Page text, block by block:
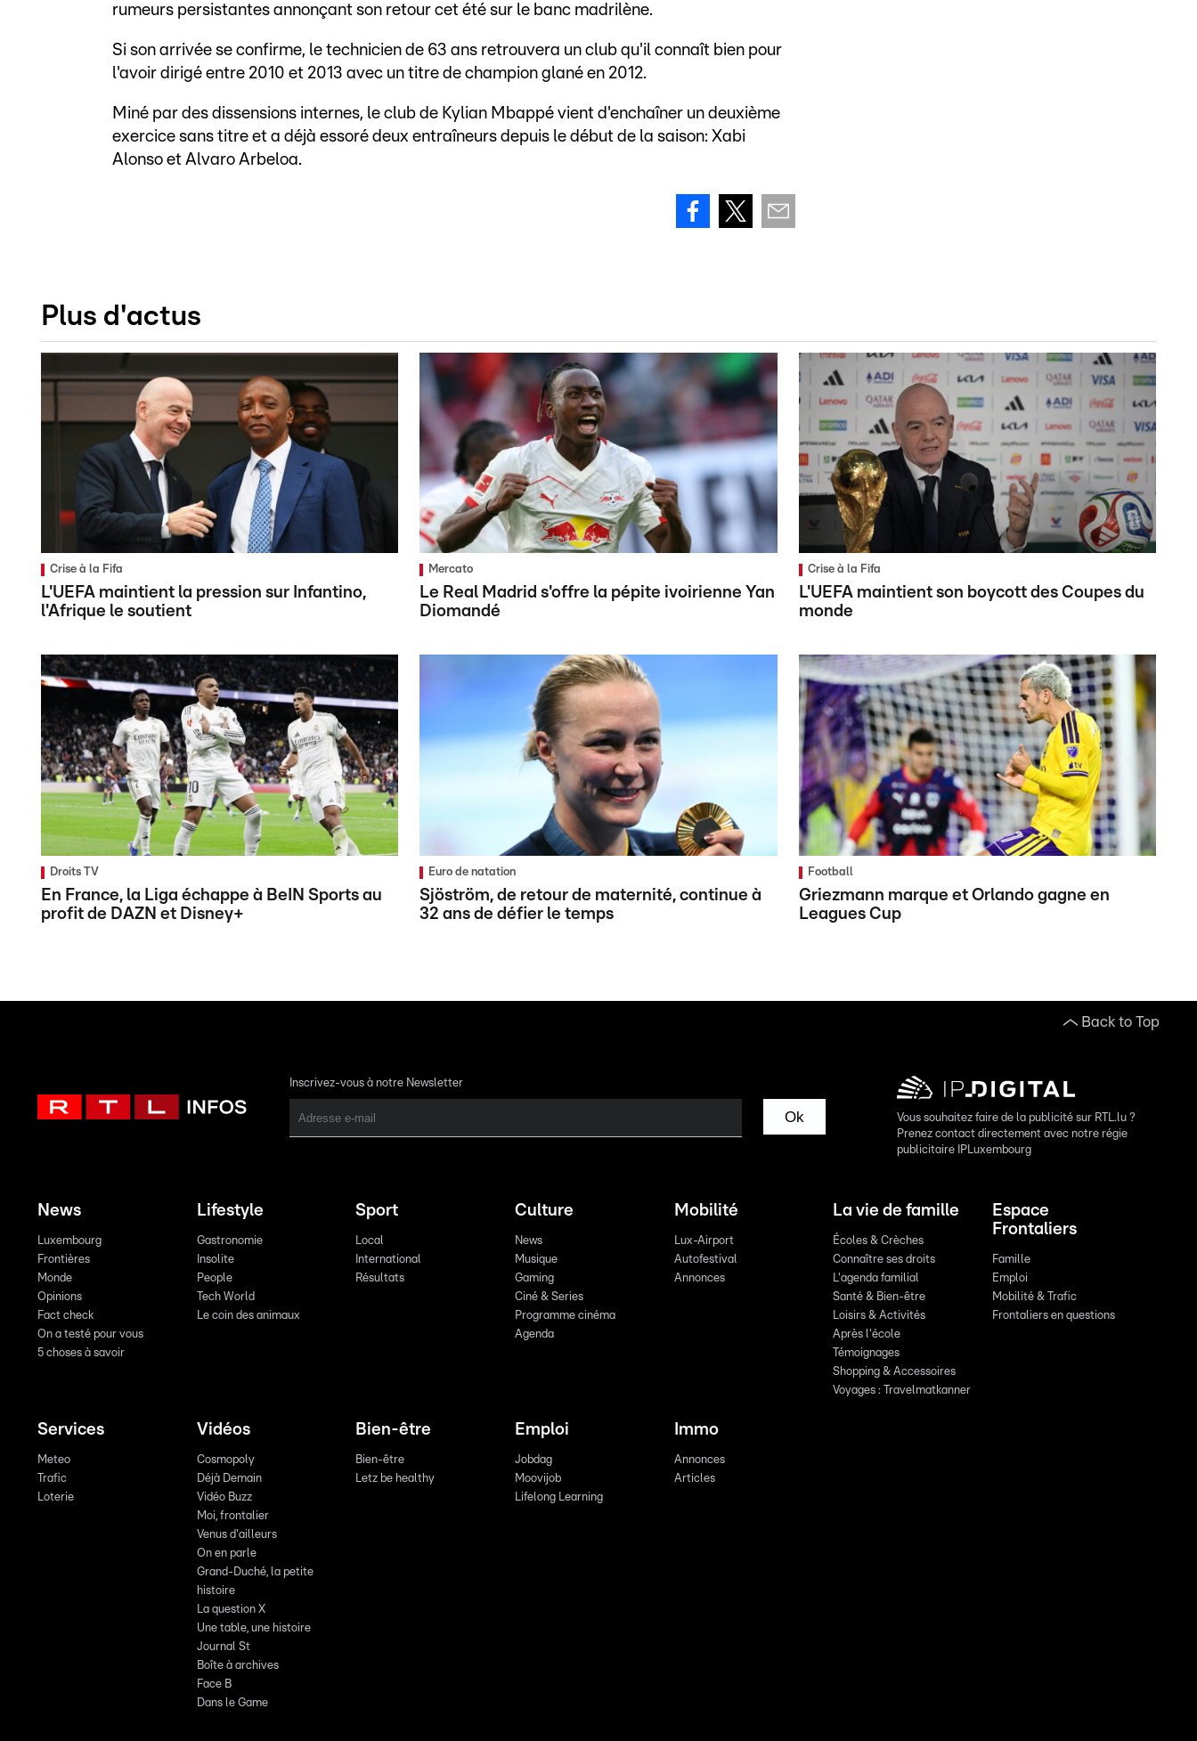
rumeurs persistantes annonçant son retour cet été sur le banc madrilène.
Si son arrivée se confirme, le technicien de 63 ans retrouvera un club qu'il connaît bien pour
l'avoir dirigé entre 2010 et 2013 avec un titre de champion glané en 2012.
Miné par des dissensions internes, le club de Kylian Mbappé vient d'enchaîner un deuxième
exercice sans titre et a déjà essoré deux entraîneurs depuis le début de la saison: Xabi
Alonso et Alvaro Arbeloa.
Plus d'actus
Crise à la Fifa
L'UEFA maintient la pression sur Infantino,
l'Afrique le soutient
Mercato
Le Real Madrid s'offre la pépite ivoirienne Yan
Diomandé
Crise à la Fifa
L'UEFA maintient son boycott des Coupes du
monde
Droits TV
En France, la Liga échappe à BeIN Sports au
profit de DAZN et Disney+
Euro de natation
Sjöström, de retour de maternité, continue à
32 ans de défier le temps
Football
Griezmann marque et Orlando gagne en
Leagues Cup
Back to Top
Inscrivez-vous à notre Newsletter
Ok
Vous souhaitez faire de la publicité sur RTL.lu ?
Prenez contact directement avec notre régie
publicitaire IPLuxembourg
News
Luxembourg
Frontières
Monde
Opinions
Fact check
On a testé pour vous
5 choses à savoir
Lifestyle
Gastronomie
Insolite
People
Tech World
Le coin des animaux
Sport
Local
International
Résultats
Culture
News
Musique
Gaming
Ciné & Series
Programme cinéma
Agenda
Mobilité
Lux-Airport
Autofestival
Annonces
La vie de famille
Écoles & Crèches
Connaître ses droits
L'agenda familial
Santé & Bien-être
Loisirs & Activités
Après l'école
Témoignages
Shopping & Accessoires
Voyages : Travelmatkanner
Espace
Frontaliers
Famille
Emploi
Mobilité & Trafic
Frontaliers en questions
Services
Meteo
Trafic
Loterie
Vidéos
Cosmopoly
Déjà Demain
Vidéo Buzz
Moi, frontalier
Venus d'ailleurs
On en parle
Grand-Duché, la petite
histoire
La question X
Une table, une histoire
Journal St
Boîte à archives
Face B
Dans le Game
Bien-être
Bien-être
Letz be healthy
Emploi
Jobdag
Moovijob
Lifelong Learning
Immo
Annonces
Articles